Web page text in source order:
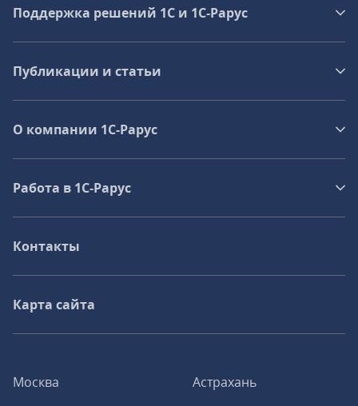
Москва
Астрахань
Поддержка решений 1С и 1С‑Рарус
Публикации и статьи
О компании 1C-Рарус
Работа в 1С‑Рарус
Контакты
Карта сайта